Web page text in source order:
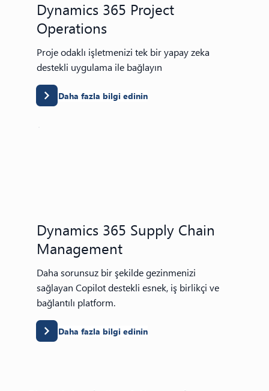
Dynamics 365 Project
Operations
Proje odaklı işletmenizi tek bir yapay zeka
destekli uygulama ile bağlayın
Daha fazla bilgi edinin
Dynamics 365 Supply Chain
Management
Daha sorunsuz bir şekilde gezinmenizi
sağlayan Copilot destekli esnek, iş birlikçi ve
bağlantılı platform.
Daha fazla bilgi edinin